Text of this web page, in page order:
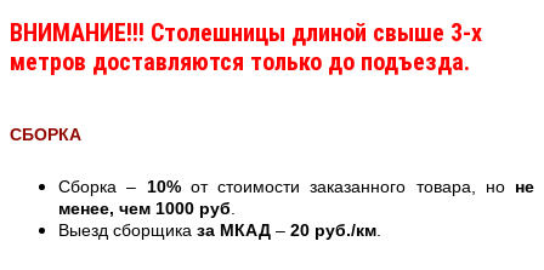
ВНИМАНИЕ!!! Столешницы длиной свыше 3-х
метров доставляются только до подъезда.
СБОРКА
Сборка – 10%от стоимости заказанного товара, но не
менее, чем 1000 руб
Выезд сборщика за МКАД – 20 руб./км